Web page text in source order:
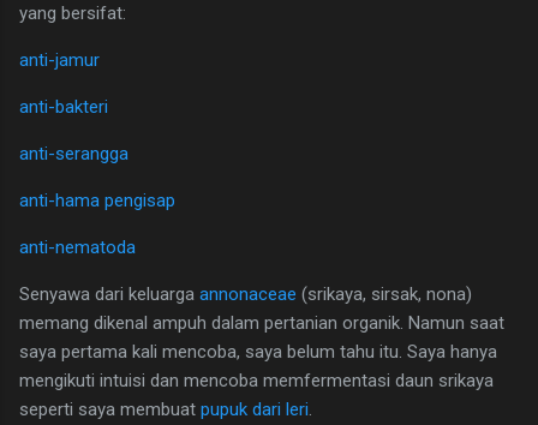
yang bersifat:
anti-jamur
anti-bakteri
anti-serangga
anti-hama pengisap
anti-nematoda
Senyawa dari keluarga annonaceae (srikaya, sirsak, nona)
memang dikenal ampuh dalam pertanian organik. Namun saat
saya pertama kali mencoba, saya belum tahu itu. Saya hanya
mengikuti intuisi dan mencoba memfermentasi daun srikaya
seperti saya membuat pupuk dari leri